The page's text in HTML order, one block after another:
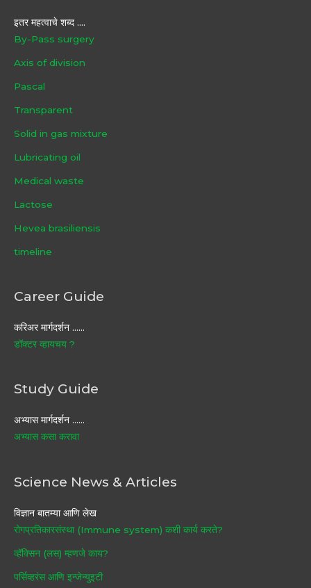
इतर महत्वाचे शब्द ....
By-Pass surgery
Axis of division
Pascal
Transparent
Solid in gas mixture
Lubricating oil
Medical waste
Lactose
Hevea brasiliensis
timeline
Career Guide
करिअर मार्गदर्शन ……
डॉक्टर व्हायचय ?
Study Guide
अभ्यास मार्गदर्शन ……
अभ्यास कसा करावा
Science News & Articles
विज्ञान बातम्या आणि लेख
रोगप्रतिकारसंस्था (Immune system) कशी कार्य करते?
व्हॅक्सिन (लस) म्हणजे काय?
पर्सिव्हरंस आणि इन्जेन्युइटी